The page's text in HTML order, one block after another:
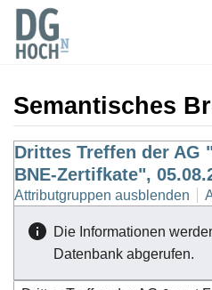
Semantisches
Wechseln zu:Navigation,
Drittes Treffen der AG
BNE-Zertifkate",
Attributgruppen ausblenden
Die Informationen
Datenbank abgerufen.